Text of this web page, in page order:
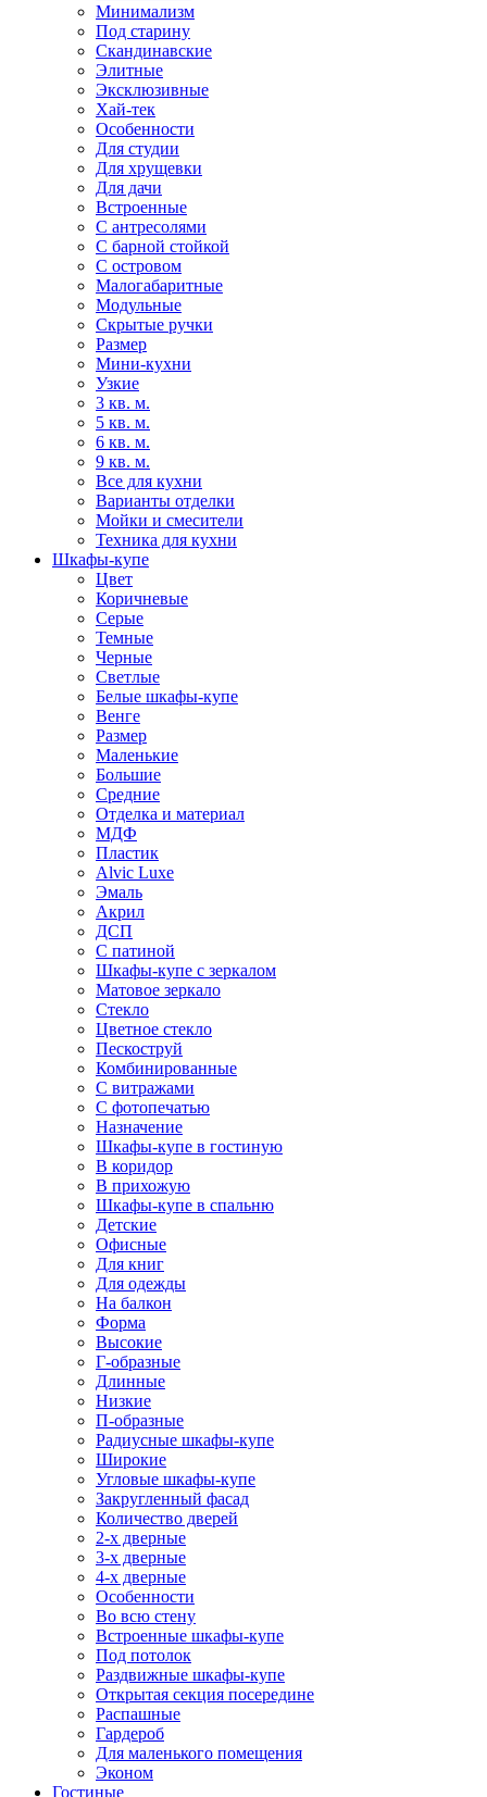
Минимализм
Под старину
Скандинавские
Элитные
Эксклюзивные
Хай-тек
Особенности
Для студии
Для хрущевки
Для дачи
Встроенные
С антресолями
С барной стойкой
С островом
Малогабаритные
Модульные
Скрытые ручки
Размер
Мини-кухни
Узкие
3 кв. м.
5 кв. м.
6 кв. м.
9 кв. м.
Все для кухни
Варианты отделки
Мойки и смесители
Техника для кухни
Шкафы-купе
Цвет
Коричневые
Серые
Темные
Черные
Светлые
Белые шкафы-купе
Венге
Размер
Маленькие
Большие
Средние
Отделка и материал
МДФ
Пластик
Alvic Luxe
Эмаль
Акрил
ДСП
С патиной
Шкафы-купе с зеркалом
Матовое зеркало
Стекло
Цветное стекло
Пескоструй
Комбинированные
С витражами
С фотопечатью
Назначение
Шкафы-купе в гостиную
В коридор
В прихожую
Шкафы-купе в спальню
Детские
Офисные
Для книг
Для одежды
На балкон
Форма
Высокие
Г-образные
Длинные
Низкие
П-образные
Радиусные шкафы-купе
Широкие
Угловые шкафы-купе
Закругленный фасад
Количество дверей
2-х дверные
3-х дверные
4-х дверные
Особенности
Во всю стену
Встроенные шкафы-купе
Под потолок
Раздвижные шкафы-купе
Открытая секция посередине
Распашные
Гардероб
Для маленького помещения
Эконом
Гостиные